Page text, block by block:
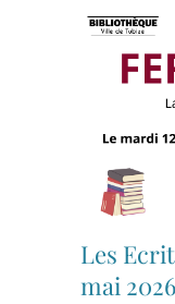
Les
mai 2026